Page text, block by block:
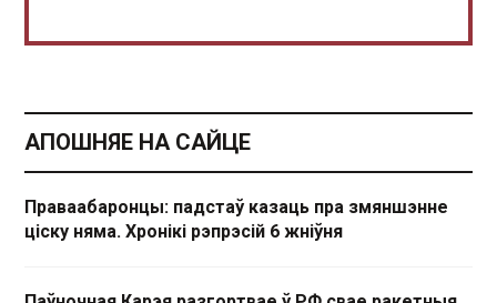
АПОШНЯЕ НА САЙЦЕ
Праваабаронцы: падстаў казаць пра змяншэнне
ціску няма. Хронікі рэпрэсій 6 жніўня